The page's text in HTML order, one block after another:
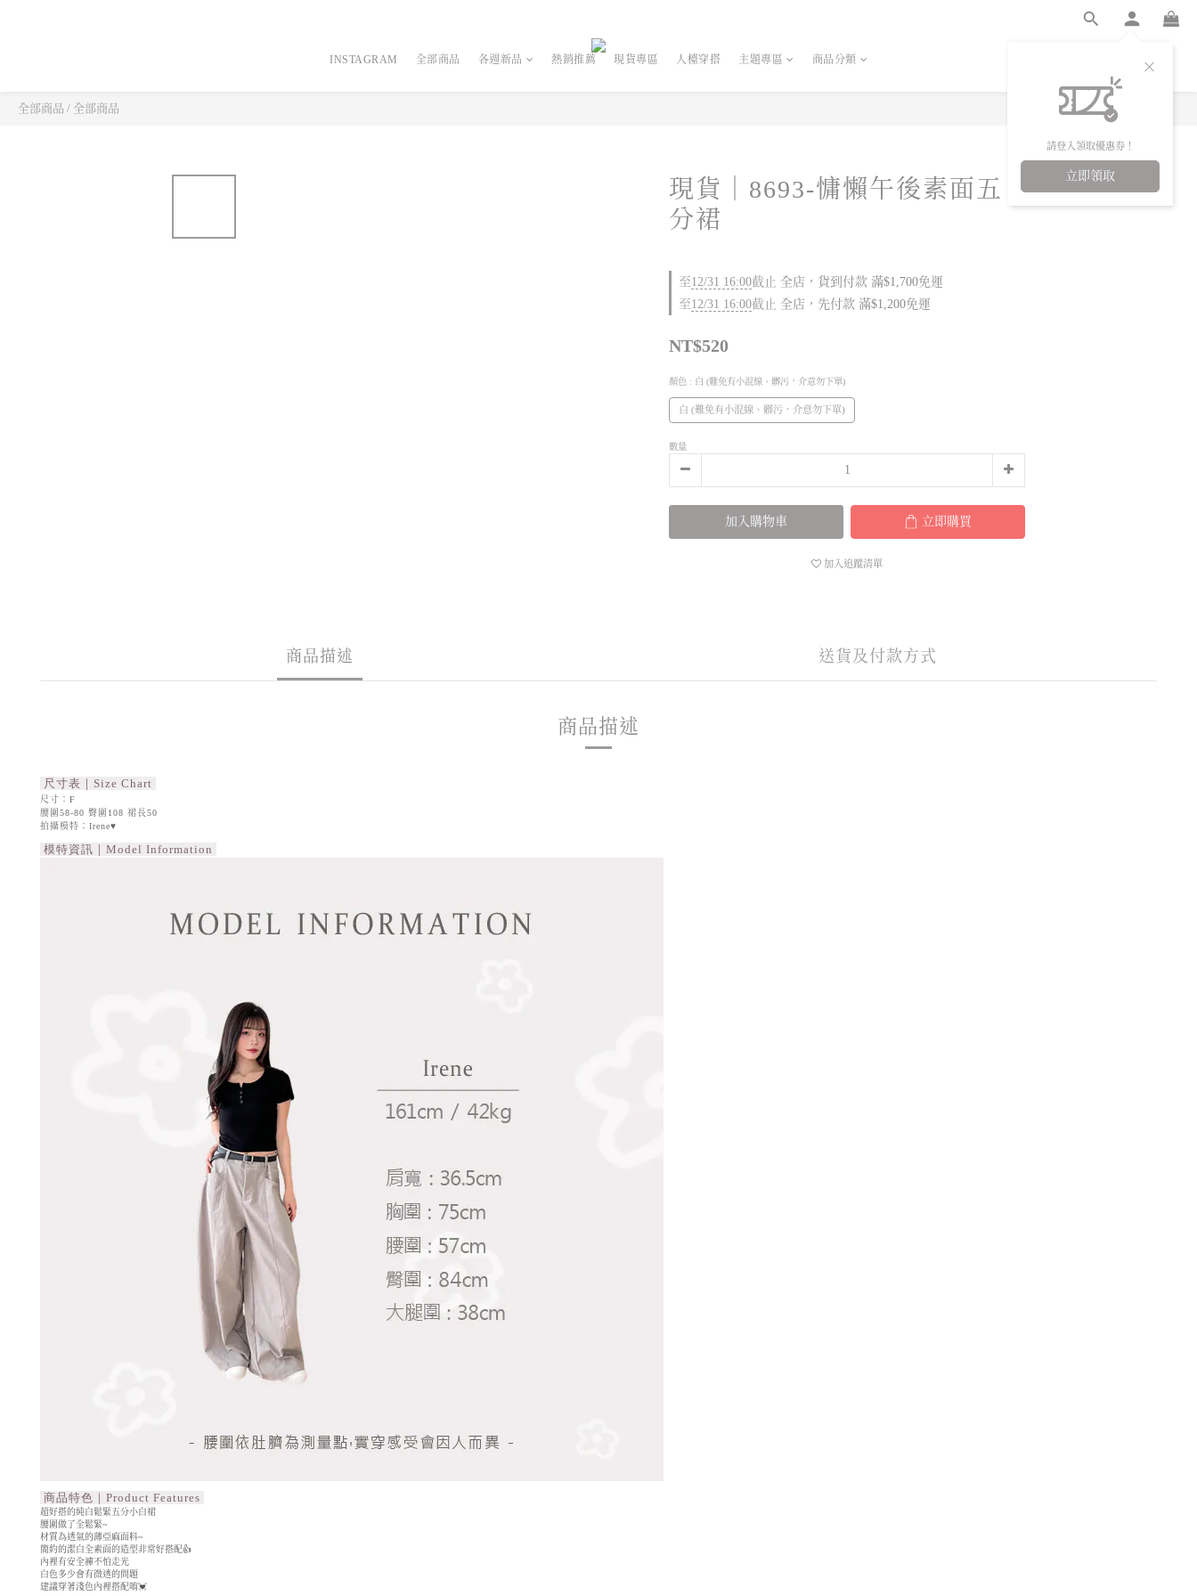
請登入領取優惠券！
立即領取
INSTAGRAM 全部商品 各週新品 熱銷推薦 現貨專區 人檯穿搭 主題專區 商品分類
全部商品 / 全部商品
現貨｜8693-慵懶午後素面五
分裙
至12/31 16:00截止 全店，貨到付款 滿$1,700免運
至12/31 16:00截止 全店，先付款 滿$1,200免運
NT$520
顏色 : 白 (難免有小混線、髒污，介意勿下單)
白 (難免有小混線、髒污，介意勿下單)
數量
加入購物車 立即購買
加入追蹤清單
商品描述 送貨及付款方式
商品描述
尺寸表｜Size Chart
尺寸：F
腰圍58-80 臀圍108 裙長50
拍攝模特：Irene♥
模特資訊｜Model Information
商品特色｜Product Features
超好搭的純白鬆緊五分小白裙
腰圍做了全鬆緊~
材質為透氣的薄亞麻面料~
簡約的潔白全素面的造型非常好搭配👍
內裡有安全褲不怕走光
白色多少會有微透的問題
建議穿著淺色內裡搭配唷💓